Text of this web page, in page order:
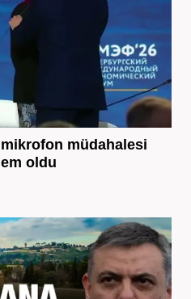
müdahalesi
oldu